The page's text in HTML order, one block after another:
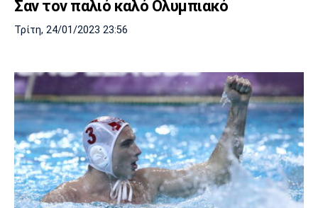
Σαν τον παλιό καλό Ολυμπιακό
Τρίτη, 24/01/2023 23:56